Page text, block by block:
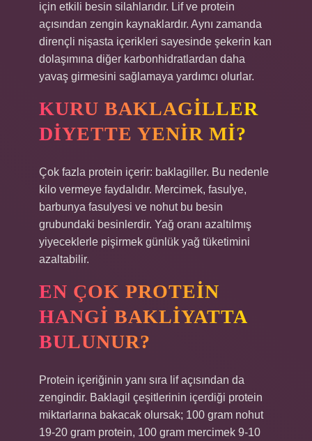
için etkili besin silahlarıdır. Lif ve protein
açısından zengin kaynaklardır. Aynı zamanda
dirençli nişasta içerikleri sayesinde şekerin kan
dolaşımına diğer karbonhidratlardan daha
yavaş girmesini sağlamaya yardımcı olurlar.
KURU BAKLAGILLER
DIYETTE YENIR MI?
Çok fazla protein içerir: baklagiller. Bu nedenle
kilo vermeye faydalıdır. Mercimek, fasulye,
barbunya fasulyesi ve nohut bu besin
grubundaki besinlerdir. Yağ oranı azaltılmış
yiyeceklerle pişirmek günlük yağ tüketimini
azaltabilir.
EN ÇOK PROTEIN
HANGI BAKLIYATTA
BULUNUR?
Protein içeriğinin yanı sıra lif açısından da
zengindir. Baklagil çeşitlerinin içerdiği protein
miktarlarına bakacak olursak; 100 gram nohut
19-20 gram protein, 100 gram mercimek 9-10